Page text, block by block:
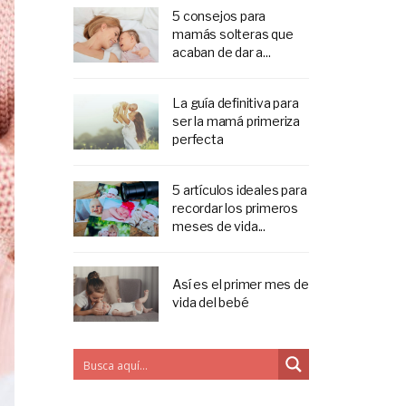
5 consejos para
mamás solteras que
acaban de dar a...
La guía definitiva para
ser la mamá primeriza
perfecta
5 artículos ideales para
recordar los primeros
meses de vida...
Así es el primer mes de
vida del bebé